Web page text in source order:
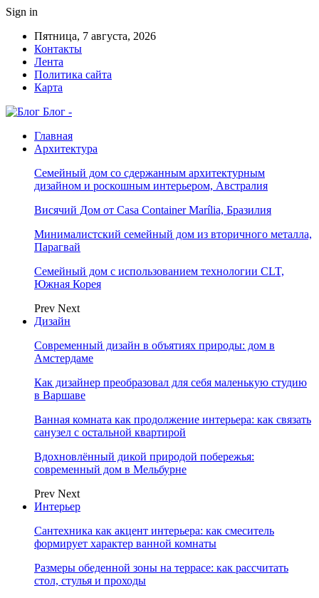
Sign in
Пятница, 7 августа, 2026
Контакты
Лента
Политика сайта
Карта
Блог -
Главная
Архитектура
Семейный дом со сдержанным архитектурным
дизайном и роскошным интерьером, Австралия
Висячий Дом от Casa Container Marília, Бразилия
Минималистский семейный дом из вторичного металла,
Парагвай
Семейный дом с использованием технологии CLT,
Южная Корея
Prev Next
Дизайн
Современный дизайн в объятиях природы: дом в
Амстердаме
Как дизайнер преобразовал для себя маленькую студию
в Варшаве
Ванная комната как продолжение интерьера: как связать
санузел с остальной квартирой
Вдохновлённый дикой природой побережья:
современный дом в Мельбурне
Prev Next
Интерьер
Сантехника как акцент интерьера: как смеситель
формирует характер ванной комнаты
Размеры обеденной зоны на террасе: как рассчитать
стол, стулья и проходы